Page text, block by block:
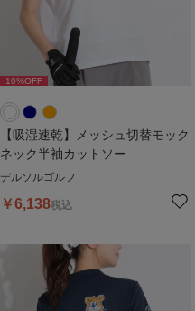
10%OFF
【吸湿速乾】メッシュ切替モック
ネック半袖カットソー
デルソルゴルフ
￥6,138税込